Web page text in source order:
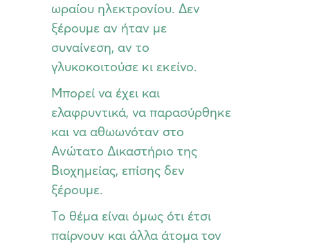
ωραίου ηλεκτρονίου. Δεν
ξέρουμε αν ήταν με
συναίνεση, αν το
γλυκοκοιτούσε κι εκείνο.
Μπορεί να έχει και
ελαφρυντικά, να παρασύρθηκε
και να αθωωνόταν στο
Ανώτατο Δικαστήριο της
Βιοχημείας, επίσης δεν
ξέρουμε.
Το θέμα είναι όμως ότι έτσι
παίρνουν και άλλα άτομα τον